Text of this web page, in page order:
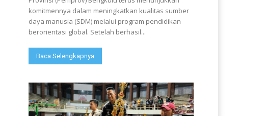
komitmennya dalam meningkatkan kualitas sumber
daya manusia (SDM) melalui program pendidikan
berorientasi global. Setelah berhasil...
Baca Selengkapnya